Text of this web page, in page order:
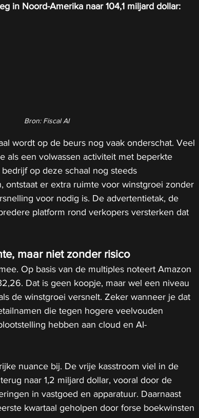
in Noord-Amerika naar 104,1 miljard dollar:
Bron: Fiscal AI
wordt op de beurs nog vaak onderschat. Veel
als een volwassen activiteit met beperkte
op deze schaal nog steeds
ontstaat er extra ruimte voor winstgroei zonder
voor nodig is. De advertentietak, de
platform rond verkopers versterken dat
maar niet zonder risico
Op basis van de multiples noteert Amazon
Dat is geen koopje, maar wel een niveau
de winstgroei versnelt. Zeker wanneer je dat
die tegen hogere veelvouden
hebben aan cloud en AI-
nuance bij. De vrije kasstroom viel in de
naar 1,2 miljard dollar, vooral door de
in vastgoed en apparatuur. Daarnaast
kwartaal geholpen door forse boekwinsten